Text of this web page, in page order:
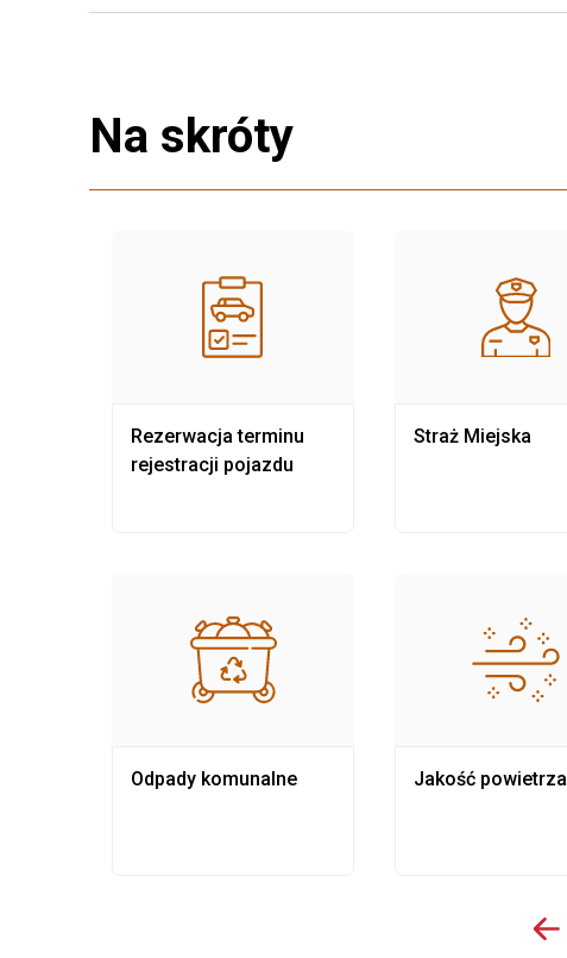
Na skróty
Rezerwacja terminu
rejestracji pojazdu
Odpady komunalne
Straż Miejska
Jakość powietrza